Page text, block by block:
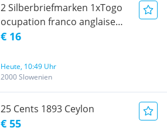
2 Silberbriefmarken 1xTogo
ocupation franco anglaise
und 1x1Shilling postage
€ 16
Heute, 10:49 Uhr
2000 Slowenien
25 Cents 1893 Ceylon
€ 55